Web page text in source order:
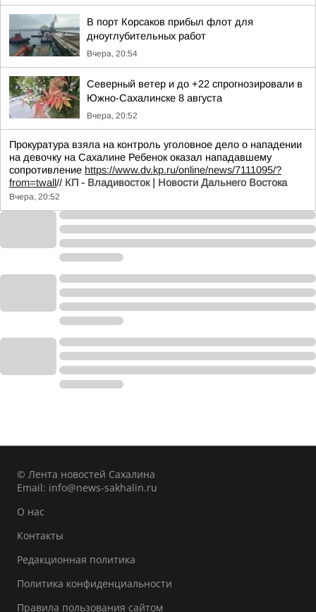
В порт Корсаков прибыл флот для
дноуглубительных работ
Вчера, 20:54
Северный ветер и до +22 спрогнозировали в
Южно-Сахалинске 8 августа
Вчера, 20:52
Прокуратура взяла на контроль уголовное дело о нападении
на девочку на Сахалине Ребенок оказал нападавшему
сопротивление https://www.dv.kp.ru/online/news/7111095/?
from=twall// КП - Владивосток | Новости Дальнего Востока
Вчера, 20:52
© Лента новостей Сахалина
Email: info@news-sakhalin.ru
О нас
Контакты
Редакционная политика
Политика конфиденциальности
Правила пользования сайтом